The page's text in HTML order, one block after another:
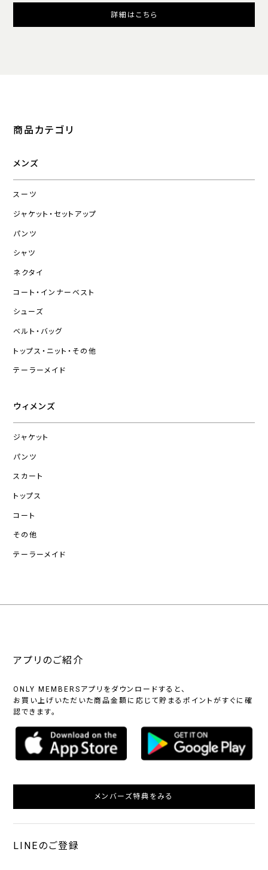
詳細はこちら
商品カテゴリ
メンズ
スーツ
ジャケット・セットアップ
パンツ
シャツ
ネクタイ
コート・インナーベスト
シューズ
ベルト・バッグ
トップス・ニット・その他
テーラーメイド
ウィメンズ
ジャケット
パンツ
スカート
トップス
コート
その他
テーラーメイド
アプリのご紹介
ONLY MEMBERSアプリをダウンロードすると、
お買い上げいただいた商品金額に応じて貯まるポイントがすぐに確
認できます。
メンバーズ特典をみる
LINEのご登録